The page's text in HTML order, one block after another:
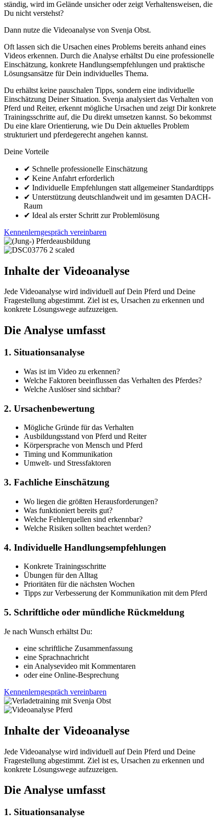
ständig, wird im Gelände unsicher oder zeigt Verhaltensweisen, die
Du nicht verstehst?
Dann nutze die Videoanalyse von Svenja Obst.
Oft lassen sich die Ursachen eines Problems bereits anhand eines
Videos erkennen. Durch die Analyse erhältst Du eine professionelle
Einschätzung, konkrete Handlungsempfehlungen und praktische
Lösungsansätze für Dein individuelles Thema.
Du erhältst keine pauschalen Tipps, sondern eine individuelle
Einschätzung Deiner Situation. Svenja analysiert das Verhalten von
Pferd und Reiter, erkennt mögliche Ursachen und zeigt Dir konkrete
Trainingsschritte auf, die Du direkt umsetzen kannst. So bekommst
Du eine klare Orientierung, wie Du Dein aktuelles Problem
strukturiert und pferdegerecht angehen kannst.
Deine Vorteile
✔ Schnelle professionelle Einschätzung
✔ Keine Anfahrt erforderlich
✔ Individuelle Empfehlungen statt allgemeiner Standardtipps
✔ Unterstützung deutschlandweit und im gesamten DACH-
Raum
✔ Ideal als erster Schritt zur Problemlösung
Kennenlerngespräch vereinbaren
Inhalte der Videoanalyse
Jede Videoanalyse wird individuell auf Dein Pferd und Deine
Fragestellung abgestimmt. Ziel ist es, Ursachen zu erkennen und
konkrete Lösungswege aufzuzeigen.
Die Analyse umfasst
1. Situationsanalyse
Was ist im Video zu erkennen?
Welche Faktoren beeinflussen das Verhalten des Pferdes?
Welche Auslöser sind sichtbar?
2. Ursachenbewertung
Mögliche Gründe für das Verhalten
Ausbildungsstand von Pferd und Reiter
Körpersprache von Mensch und Pferd
Timing und Kommunikation
Umwelt- und Stressfaktoren
3. Fachliche Einschätzung
Wo liegen die größten Herausforderungen?
Was funktioniert bereits gut?
Welche Fehlerquellen sind erkennbar?
Welche Risiken sollten beachtet werden?
4. Individuelle Handlungsempfehlungen
Konkrete Trainingsschritte
Übungen für den Alltag
Prioritäten für die nächsten Wochen
Tipps zur Verbesserung der Kommunikation mit dem Pferd
5. Schriftliche oder mündliche Rückmeldung
Je nach Wunsch erhältst Du:
eine schriftliche Zusammenfassung
eine Sprachnachricht
ein Analysevideo mit Kommentaren
oder eine Online-Besprechung
Kennenlerngespräch vereinbaren
Inhalte der Videoanalyse
Jede Videoanalyse wird individuell auf Dein Pferd und Deine
Fragestellung abgestimmt. Ziel ist es, Ursachen zu erkennen und
konkrete Lösungswege aufzuzeigen.
Die Analyse umfasst
1. Situationsanalyse